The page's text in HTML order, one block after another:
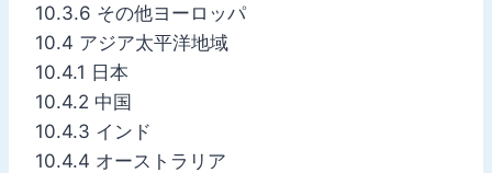
10.3.6 その他ヨーロッパ
10.4 アジア太平洋地域
10.4.1 日本
10.4.2 中国
10.4.3 インド
10.4.4 オーストラリア